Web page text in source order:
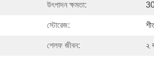
উৎপাদন ক্ষমতা:
স্টোরেজ:
শেলফ জীবন: ২